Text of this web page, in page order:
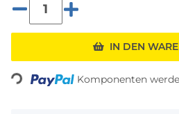
IN DEN
Loading... Komponenten